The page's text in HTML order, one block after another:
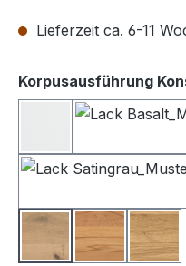
Lieferzeit ca. 6-11
Korpusausführung
BalkeneicheKernbuche